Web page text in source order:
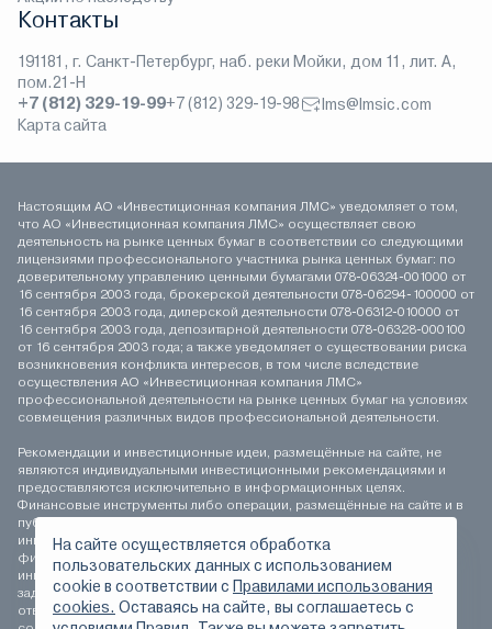
Контакты
191181, г. Санкт-Петербург, наб. реки Мойки, дом 11, лит. А,
пом.21-Н
+7 (812) 329-19-99+7 (812) 329-19-98
lms@lmsic.com
Карта сайта
Настоящим АО «Инвестиционная компания ЛМС» уведомляет о том,
что АО «Инвестиционная компания ЛМС» осуществляет свою
деятельность на рынке ценных бумаг в соответствии со следующими
лицензиями профессионального участника рынка ценных бумаг: по
доверительному управлению ценными бумагами 078-06324-001000 от
16 сентября 2003 года, брокерской деятельности 078-06294-100000 от
16 сентября 2003 года, дилерской деятельности 078-06312-010000 от
16 сентября 2003 года, депозитарной деятельности 078-06328-000100
от 16 сентября 2003 года; а также уведомляет о существовании риска
возникновения конфликта интересов, в том числе вследствие
осуществления АО «Инвестиционная компания ЛМС»
профессиональной деятельности на рынке ценных бумаг на условиях
совмещения различных видов профессиональной деятельности.
Рекомендации и инвестиционные идеи, размещённые на сайте, не
являются индивидуальными инвестиционными рекомендациями и
предоставляются исключительно в информационных целях.
Финансовые инструменты либо операции, размещённые на сайте и в
публикуемых материалах, могут не соответствовать вашему
инвестиционному профилю. Определение соответствия
финансового инструмента либо операции инвестиционным целям,
инвестиционному горизонту и толерантности к риску является
задачей инвестора. АО «Инвестиционная компания ЛМС» не несёт
ответственности за возможные убытки инвестора в случае
На сайте осуществляется обработка
пользовательских данных с использованием
сookie в соответствии с Правилами использования
cookies. Оставаясь на сайте, вы соглашаетесь с